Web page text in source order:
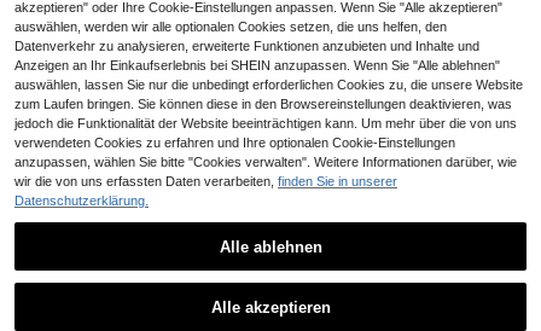
akzeptieren" oder Ihre Cookie-Einstellungen anpassen. Wenn Sie "Alle akzeptieren"
auswählen, werden wir alle optionalen Cookies setzen, die uns helfen, den
Datenverkehr zu analysieren, erweiterte Funktionen anzubieten und Inhalte und
Anzeigen an Ihr Einkaufserlebnis bei SHEIN anzupassen. Wenn Sie "Alle ablehnen"
auswählen, lassen Sie nur die unbedingt erforderlichen Cookies zu, die unsere Website
zum Laufen bringen. Sie können diese in den Browsereinstellungen deaktivieren, was
jedoch die Funktionalität der Website beeinträchtigen kann. Um mehr über die von uns
verwendeten Cookies zu erfahren und Ihre optionalen Cookie-Einstellungen
anzupassen, wählen Sie bitte "Cookies verwalten". Weitere Informationen darüber, wie
wir die von uns erfassten Daten verarbeiten, finden Sie in unserer
Datenschutzerklärung.
Alle ablehnen
Alle akzeptieren